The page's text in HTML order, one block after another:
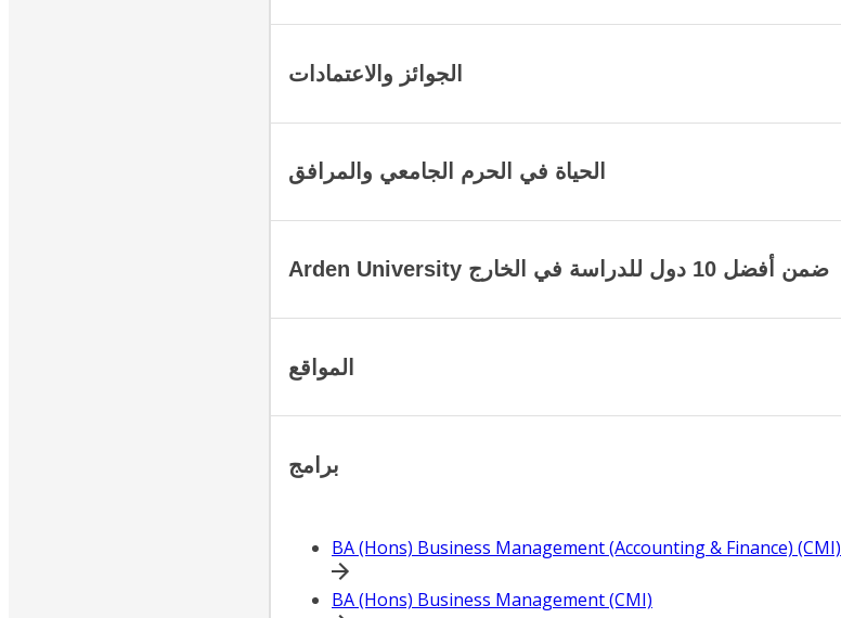
الجوائز والاعتمادات
الحياة في الحرم الجامعي والمرافق
Arden University ضمن أفضل 10 دول للدراسة في الخارج
المواقع
برامج
BA (Hons) Business Management (Accounting & Finance) (CMI)
BA (Hons) Business Management (CMI)